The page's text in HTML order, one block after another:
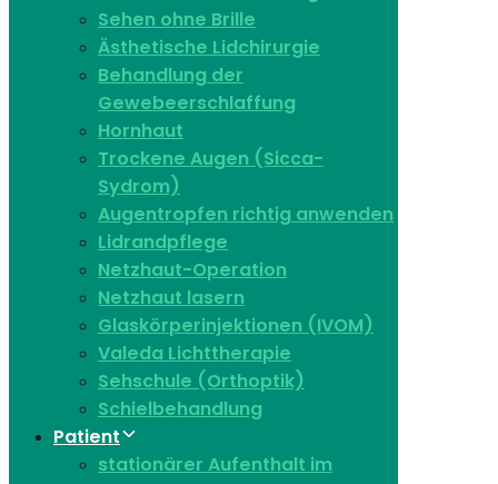
Sehen ohne Brille
Ästhetische Lidchirurgie
Behandlung der
Gewebeerschlaffung
Hornhaut
Trockene Augen (Sicca-
Sydrom)
Augentropfen richtig anwenden
Lidrandpflege
Netzhaut-Operation
Netzhaut lasern
Glaskörperinjektionen (IVOM)
Valeda Lichttherapie
Sehschule (Orthoptik)
Schielbehandlung
Patient
stationärer Aufenthalt im